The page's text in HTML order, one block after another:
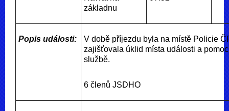
základnu
Popis události:
V době příjezdu byla na místě Policie
zajišťovala úklid místa události a
službě.
6 členů JSDHO